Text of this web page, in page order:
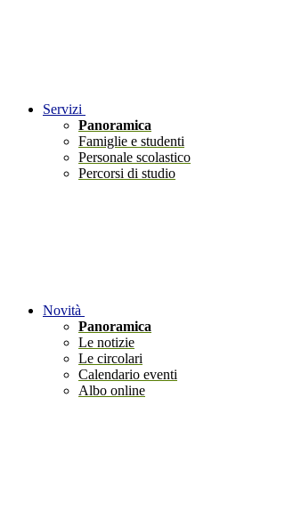
Servizi
Panoramica
Famiglie e studenti
Personale scolastico
Percorsi di studio
Novità
Panoramica
Le notizie
Le circolari
Calendario eventi
Albo online